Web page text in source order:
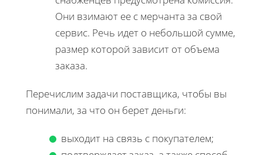
Они взимают ее с мерчанта за свой
сервис. Речь идет о небольшой сумме,
размер которой зависит от объема
заказа.
Перечислим задачи поставщика, чтобы вы
понимали, за что он берет деньги:
выходит на связь с покупателем;